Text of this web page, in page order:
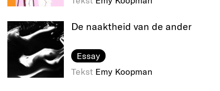
De naaktheid van de ander
Essay
Tekst Emy Koopman